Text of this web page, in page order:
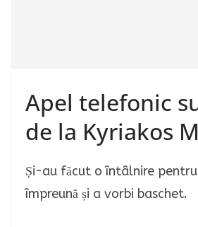
Apel telefonic
de la Kyriakos
Și-au făcut o întâlnire
împreună și a vorbi baschet.